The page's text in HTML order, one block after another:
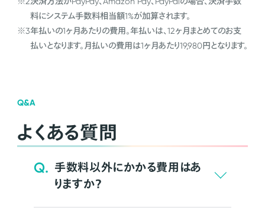
料にシステム手数料相当額1%が加算されます。
※3年払いの1ヶ月あたりの費用。年払いは、12ヶ月まとめてのお支
払いとなります。月払いの費用は1ヶ月あたり19,980円となります。
Q&A
よくある質問
Q. 手数料以外にかかる費用はあ
りますか？